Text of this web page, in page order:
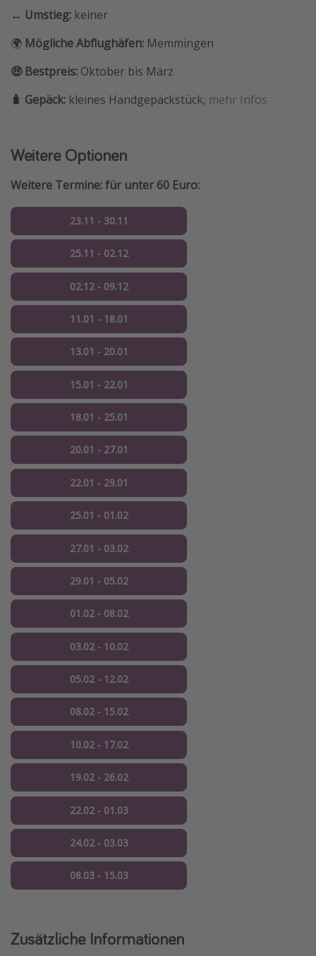
↔️ Umstieg: keiner
🌍 Mögliche Abflughäfen: Memmingen
🤑 Bestpreis: Oktober bis März
🧳 Gepäck: kleines Handgepäckstück, mehr Infos
Weitere Optionen
Weitere Termine: für unter 60 Euro:
23.11 - 30.11
25.11 - 02.12
02.12 - 09.12
11.01 - 18.01
13.01 - 20.01
15.01 - 22.01
18.01 - 25.01
20.01 - 27.01
22.01 - 29.01
25.01 - 01.02
27.01 - 03.02
29.01 - 05.02
01.02 - 08.02
03.02 - 10.02
05.02 - 12.02
08.02 - 15.02
10.02 - 17.02
19.02 - 26.02
22.02 - 01.03
24.02 - 03.03
08.03 - 15.03
Zusätzliche Informationen